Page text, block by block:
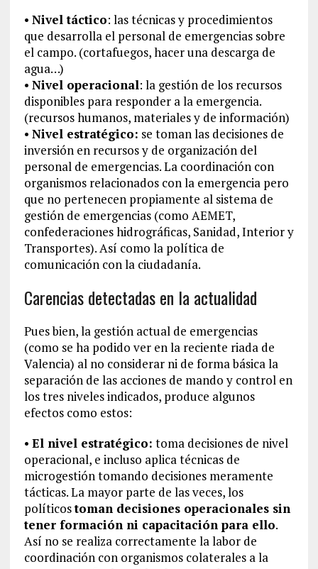
• Nivel táctico: las técnicas y procedimientos
que desarrolla el personal de emergencias sobre
el campo. (cortafuegos, hacer una descarga de
agua…)
• Nivel operacional: la gestión de los recursos
disponibles para responder a la emergencia.
(recursos humanos, materiales y de información)
• Nivel estratégico: se toman las decisiones de
inversión en recursos y de organización del
personal de emergencias. La coordinación con
organismos relacionados con la emergencia pero
que no pertenecen propiamente al sistema de
gestión de emergencias (como AEMET,
confederaciones hidrográficas, Sanidad, Interior y
Transportes). Así como la política de
comunicación con la ciudadanía.
Carencias detectadas en la actualidad
Pues bien, la gestión actual de emergencias
(como se ha podido ver en la reciente riada de
Valencia) al no considerar ni de forma básica la
separación de las acciones de mando y control en
los tres niveles indicados, produce algunos
efectos como estos:
• El nivel estratégico: toma decisiones de nivel
operacional, e incluso aplica técnicas de
microgestión tomando decisiones meramente
tácticas. La mayor parte de las veces, los
políticostoman decisiones operacionales sin
tener formación ni capacitación para ello.
Así no se realiza correctamente la labor de
coordinación con organismos colaterales a la